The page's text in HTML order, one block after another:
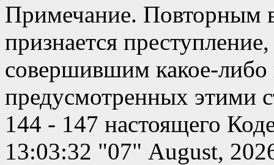
Примечание. Повторным
признается
совершившим какое-либо
предусмотренных этими
144 - 147 настоящего
13:03:32 "07" August,